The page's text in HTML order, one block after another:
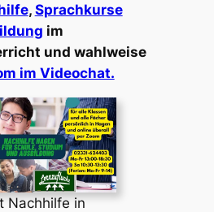
, Sprachkurse
im
und wahlweise
im Videochat.
Nachhilfe in